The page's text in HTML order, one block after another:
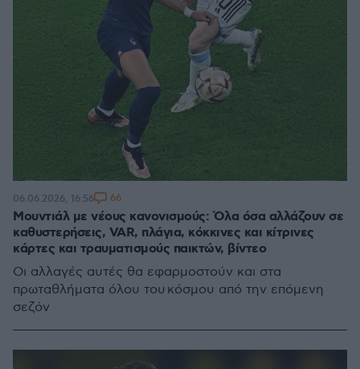
Μουντιάλ με νέους κανονισμούς: Όλα όσα αλλάζουν σε
καθυστερήσεις, VAR, πλάγια, κόκκινες και κίτρινες
κάρτες και τραυματισμούς παικτών, βίντεο
Οι αλλαγές αυτές θα εφαρμοστούν και στα
πρωταθλήματα όλου του κόσμου από την επόμενη
σεζόν
06.06.2026, 16:56 66